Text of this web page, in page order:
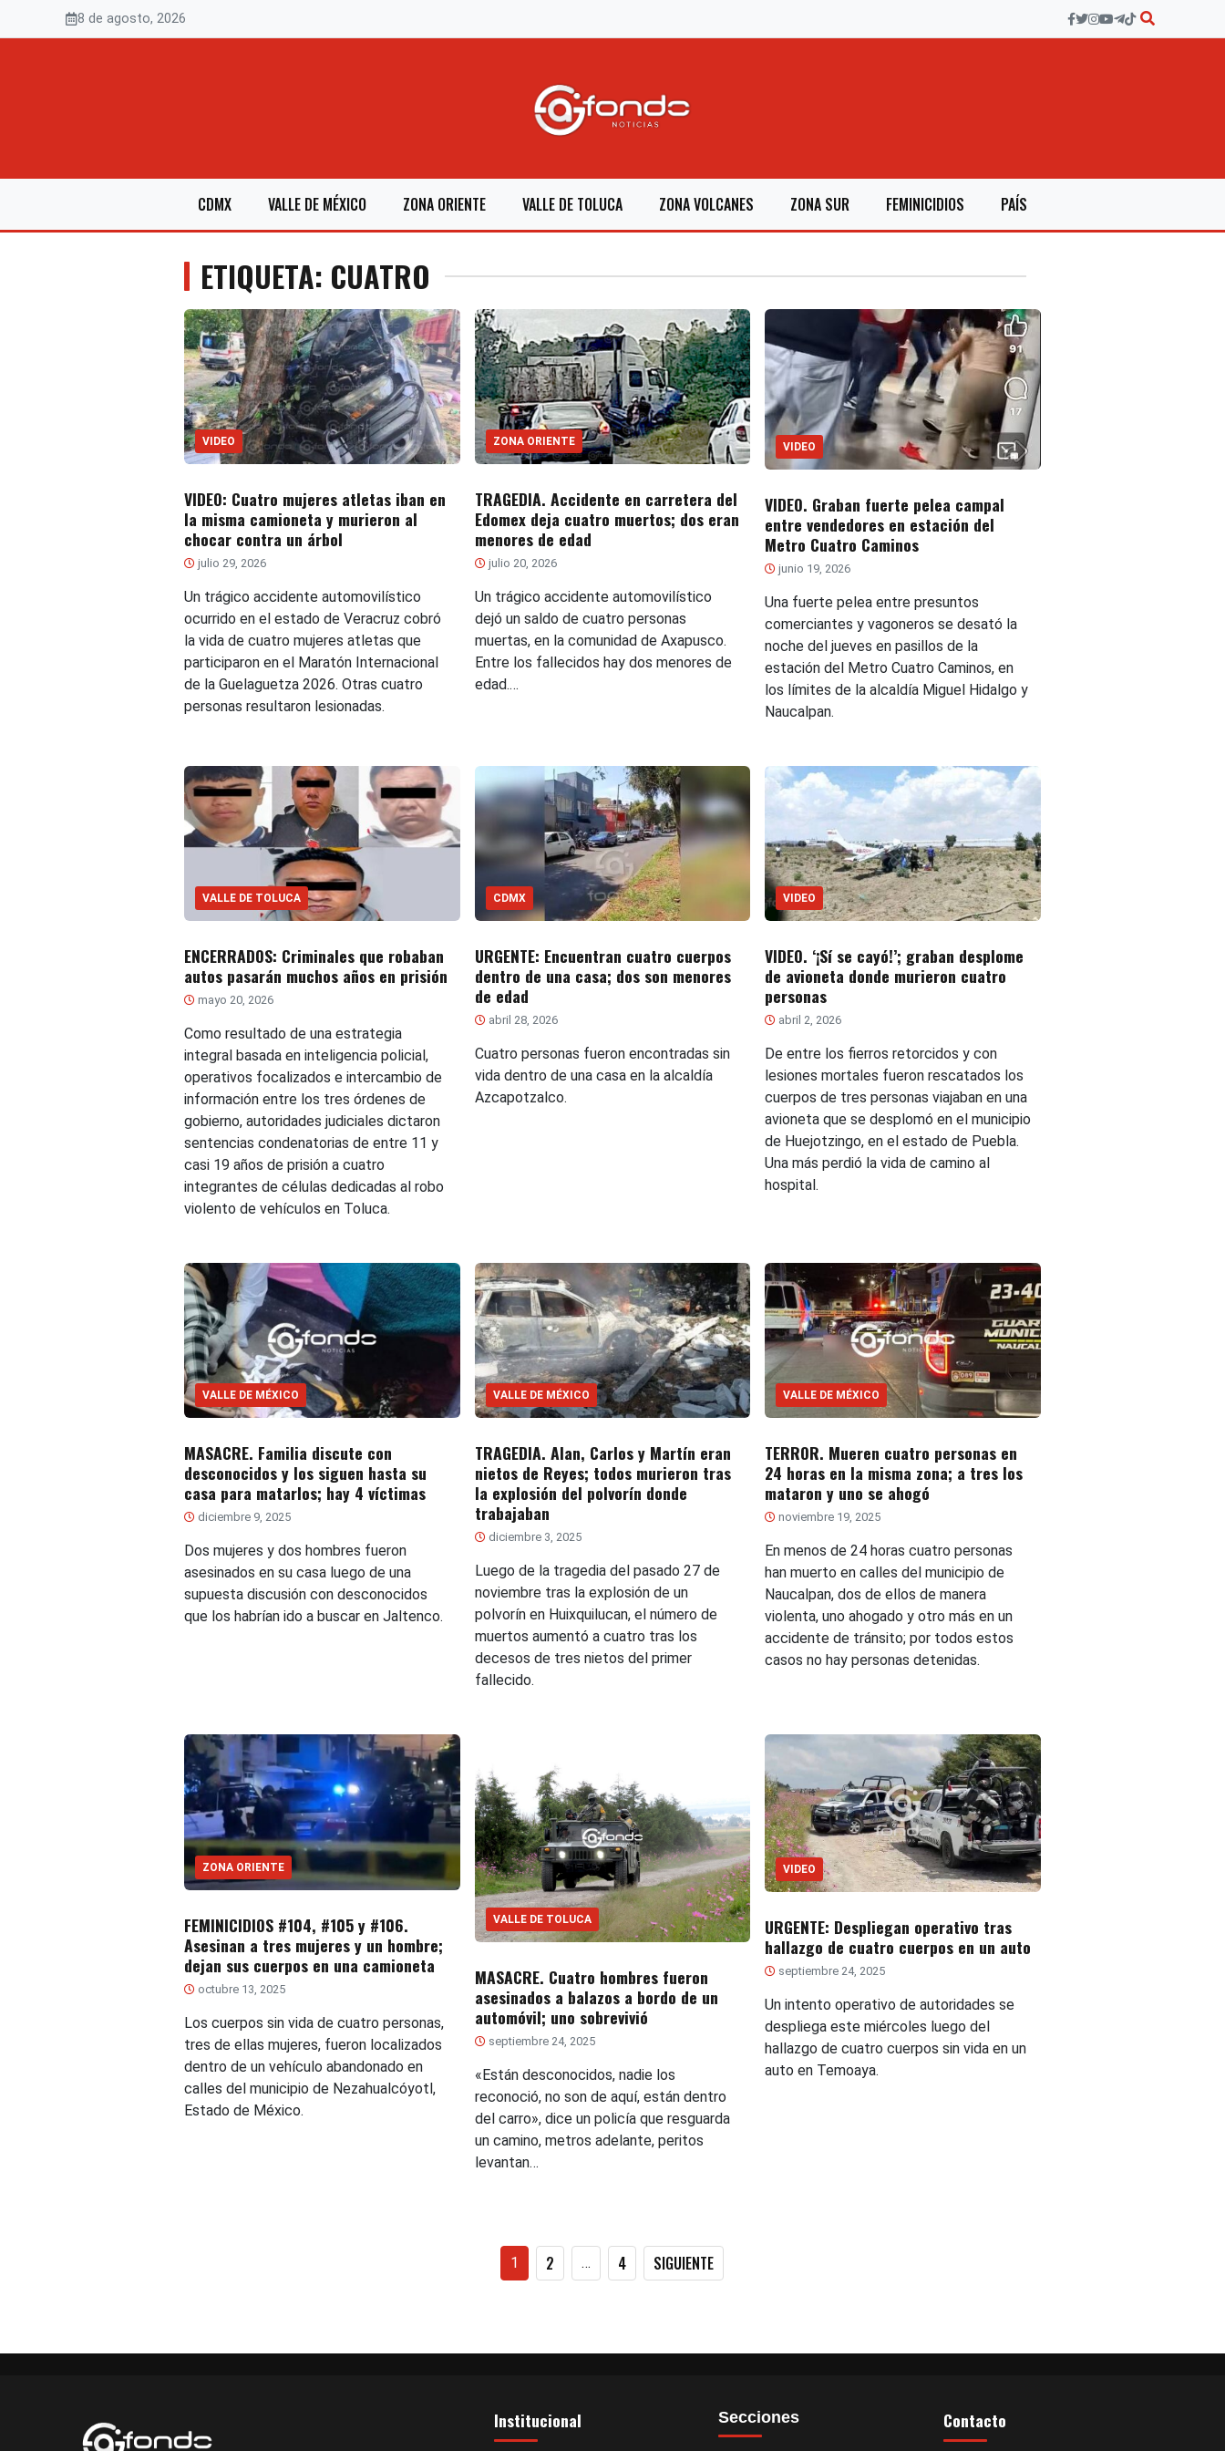
8 de agosto, 2026
CDMX VALLE DE MÉXICO ZONA ORIENTE VALLE DE TOLUCA ZONA VOLCANES ZONA SUR FEMINICIDIOS PAÍS
ETIQUETA: CUATRO
VIDEO
VIDEO: Cuatro mujeres atletas iban en
la misma camioneta y murieron al
chocar contra un árbol
julio 29, 2026
Un trágico accidente automovilístico
ocurrido en el estado de Veracruz cobró
la vida de cuatro mujeres atletas que
participaron en el Maratón Internacional
de la Guelaguetza 2026. Otras cuatro
personas resultaron lesionadas.
ZONA ORIENTE
TRAGEDIA. Accidente en carretera del
Edomex deja cuatro muertos; dos eran
menores de edad
julio 20, 2026
Un trágico accidente automovilístico
dejó un saldo de cuatro personas
muertas, en la comunidad de Axapusco.
Entre los fallecidos hay dos menores de
edad.…
VIDEO
VIDEO. Graban fuerte pelea campal
entre vendedores en estación del
Metro Cuatro Caminos
junio 19, 2026
Una fuerte pelea entre presuntos
comerciantes y vagoneros se desató la
noche del jueves en pasillos de la
estación del Metro Cuatro Caminos, en
los límites de la alcaldía Miguel Hidalgo y
Naucalpan.
VALLE DE TOLUCA
ENCERRADOS: Criminales que robaban
autos pasarán muchos años en prisión
mayo 20, 2026
Como resultado de una estrategia
integral basada en inteligencia policial,
operativos focalizados e intercambio de
información entre los tres órdenes de
gobierno, autoridades judiciales dictaron
sentencias condenatorias de entre 11 y
casi 19 años de prisión a cuatro
integrantes de células dedicadas al robo
violento de vehículos en Toluca.
CDMX
URGENTE: Encuentran cuatro cuerpos
dentro de una casa; dos son menores
de edad
abril 28, 2026
Cuatro personas fueron encontradas sin
vida dentro de una casa en la alcaldía
Azcapotzalco.
VIDEO
VIDEO. ‘¡Sí se cayó!’; graban desplome
de avioneta donde murieron cuatro
personas
abril 2, 2026
De entre los fierros retorcidos y con
lesiones mortales fueron rescatados los
cuerpos de tres personas viajaban en una
avioneta que se desplomó en el municipio
de Huejotzingo, en el estado de Puebla.
Una más perdió la vida de camino al
hospital.
VALLE DE MÉXICO
MASACRE. Familia discute con
desconocidos y los siguen hasta su
casa para matarlos; hay 4 víctimas
diciembre 9, 2025
Dos mujeres y dos hombres fueron
asesinados en su casa luego de una
supuesta discusión con desconocidos
que los habrían ido a buscar en Jaltenco.
VALLE DE MÉXICO
TRAGEDIA. Alan, Carlos y Martín eran
nietos de Reyes; todos murieron tras
la explosión del polvorín donde
trabajaban
diciembre 3, 2025
Luego de la tragedia del pasado 27 de
noviembre tras la explosión de un
polvorín en Huixquilucan, el número de
muertos aumentó a cuatro tras los
decesos de tres nietos del primer
fallecido.
VALLE DE MÉXICO
TERROR. Mueren cuatro personas en
24 horas en la misma zona; a tres los
mataron y uno se ahogó
noviembre 19, 2025
En menos de 24 horas cuatro personas
han muerto en calles del municipio de
Naucalpan, dos de ellos de manera
violenta, uno ahogado y otro más en un
accidente de tránsito; por todos estos
casos no hay personas detenidas.
ZONA ORIENTE
FEMINICIDIOS #104, #105 y #106.
Asesinan a tres mujeres y un hombre;
dejan sus cuerpos en una camioneta
octubre 13, 2025
Los cuerpos sin vida de cuatro personas,
tres de ellas mujeres, fueron localizados
dentro de un vehículo abandonado en
calles del municipio de Nezahualcóyotl,
Estado de México.
VALLE DE TOLUCA
MASACRE. Cuatro hombres fueron
asesinados a balazos a bordo de un
automóvil; uno sobrevivió
septiembre 24, 2025
«Están desconocidos, nadie los
reconoció, no son de aquí, están dentro
del carro», dice un policía que resguarda
un camino, metros adelante, peritos
levantan…
VIDEO
URGENTE: Despliegan operativo tras
hallazgo de cuatro cuerpos en un auto
septiembre 24, 2025
Un intento operativo de autoridades se
despliega este miércoles luego del
hallazgo de cuatro cuerpos sin vida en un
auto en Temoaya.
Paginación
1 2 … 4 SIGUIENTE
Institucional Secciones Contacto